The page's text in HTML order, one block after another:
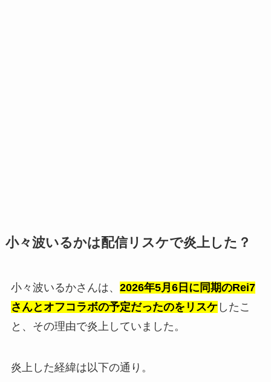
小々波いるかは配信リスケで炎上した？
小々波いるかさんは、 2026年5月6日に同期のRei7
さんとオフコラボの予定だったのをリスケしたこ
と、その理由で炎上していました。
炎上した経緯は以下の通り。